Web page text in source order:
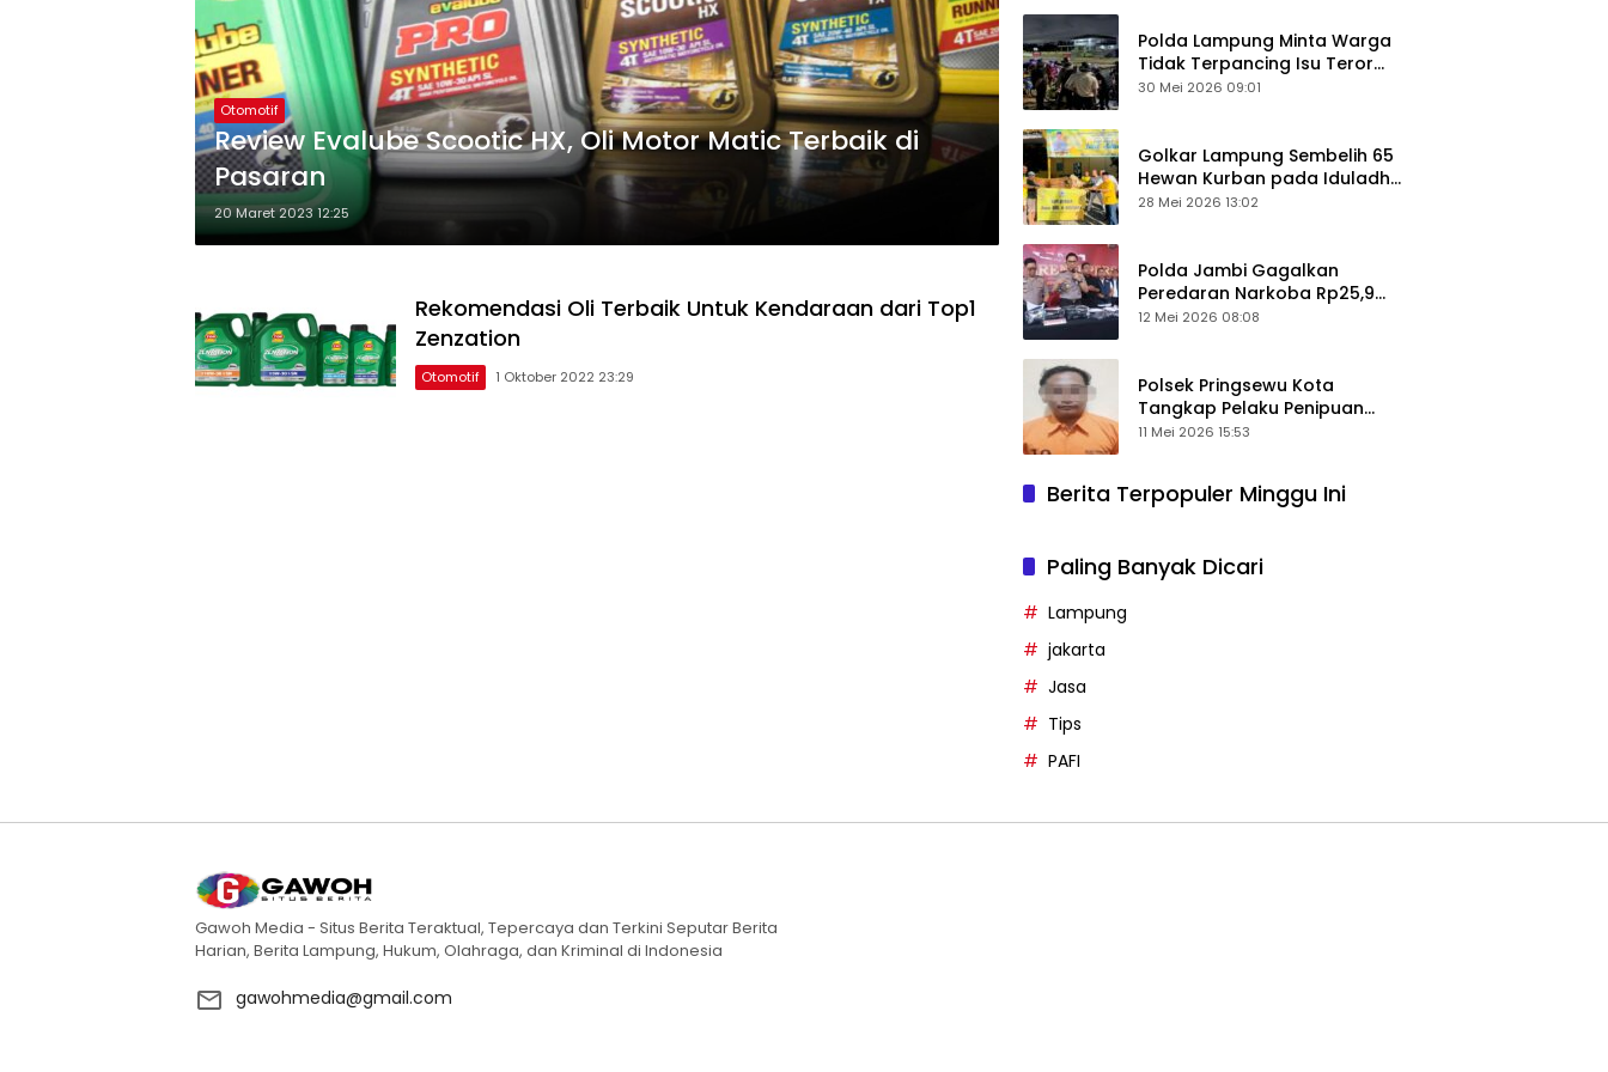
Otomotif
Review Evalube Scootic HX, Oli Motor Matic Terbaik di
Pasaran
20 Maret 2023 12:25
Rekomendasi Oli Terbaik Untuk Kendaraan dari Top1
Zenzation
Otomotif 1 Oktober 2022 23:29
Polda Lampung Minta Warga
Tidak Terpancing Isu Teror
Pocong Palsu, Patroli
30 Mei 2026 09:01
Golkar Lampung Sembelih 65
Hewan Kurban pada Iduladha
1447 Hijriah
28 Mei 2026 13:02
Polda Jambi Gagalkan
Peredaran Narkoba Rp25,9
Miliar, Empat Tersangka
12 Mei 2026 08:08
Polsek Pringsewu Kota
Tangkap Pelaku Penipuan
Mobil, Sempat Kabur ke Jambi
11 Mei 2026 15:53
Berita Terpopuler Minggu Ini
Paling Banyak Dicari
Lampung
jakarta
Jasa
Tips
PAFI
Gawoh Media - Situs Berita Teraktual, Tepercaya dan Terkini Seputar Berita
Harian, Berita Lampung, Hukum, Olahraga, dan Kriminal di Indonesia
gawohmedia@gmail.com